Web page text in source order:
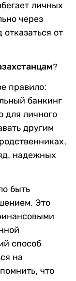
личных
через
от
?
правило:
банкинг
для личного
другим
надежных
быть
Это
способ
на
что